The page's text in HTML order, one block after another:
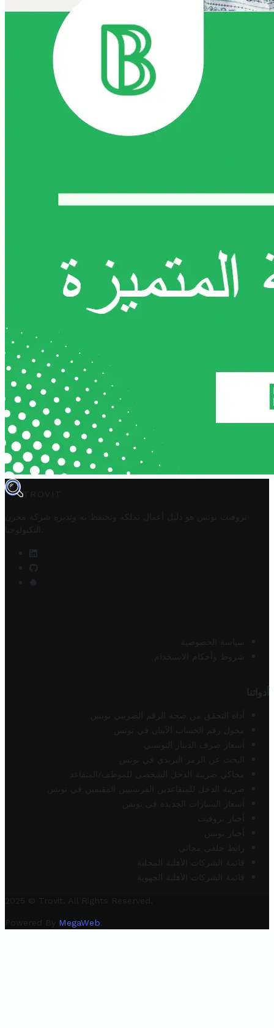
TROVIT
تروفيت تونس هو دليل أعمال تملكه وتحتفظ به وتديره
شركة مخزن
التكنولوجيا
سياسة الخصوصية
شروط وأحكام الاستخدام
أدواتنا
أداة التحقق من صحة الرقم الضريبي تونس
محول رقم الحساب الآيبان في تونس
أسعار صرف الدينار التونسي
البحث عن الرمز البريدي في تونس
محاكي ضريبة الدخل الشخصي للموظف/المتقاعد
ضريبة الدخل للمتقاعدين الفرنسيين المقيمين في تونس
أسعار السيارات الجديدة في تونس
أخبار تروفيت
أخبار تونس
رابط خلفي مجاني
قائمة الشركات الأهلية المحلية
قائمة الشركات الأهلية الجهوية
2025 © Trovit. All Rights Reserved.
Powered By MegaWeb